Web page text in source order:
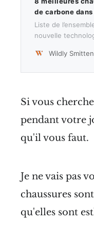
de carbone
Liste de
nouvelle
Next% de Nike,
Wildly Smitten
Si vous
pendant votre
qu'il vous faut.
Je ne vais pas
chaussures
qu'elles sont